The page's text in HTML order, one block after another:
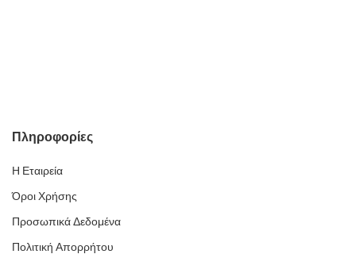
Πληροφορίες
Η Εταιρεία
Όροι Χρήσης
Προσωπικά Δεδομένα
Πολιτική Απορρήτου